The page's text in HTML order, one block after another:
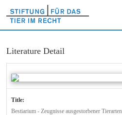
Literature Detail
Title:
Bestiarium - Zeugnisse ausgestorbener Tierarten